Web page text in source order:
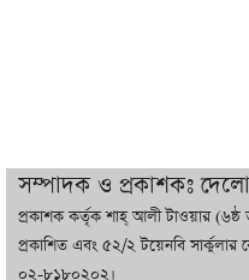
বাজারে
আগে
সম্পাদক ও প্রকাশকঃ
প্রকাশক কর্তৃক শাহ্ আলী টাওয়ার
প্রকাশিত এবং ৫২/২ টয়েনবি সার্কুলার
০২-৮১৮০২০২।